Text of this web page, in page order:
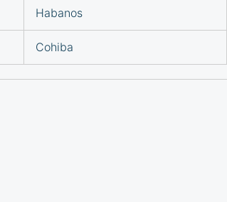
Habanos
Cohiba